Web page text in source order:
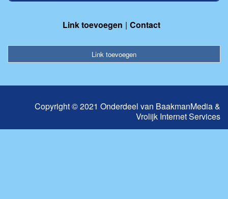
Link toevoegen Contact
Link toevoegen
Copyright © 2021 Onderdeel van BaakmanMedia&
Vrolijk Internet Services